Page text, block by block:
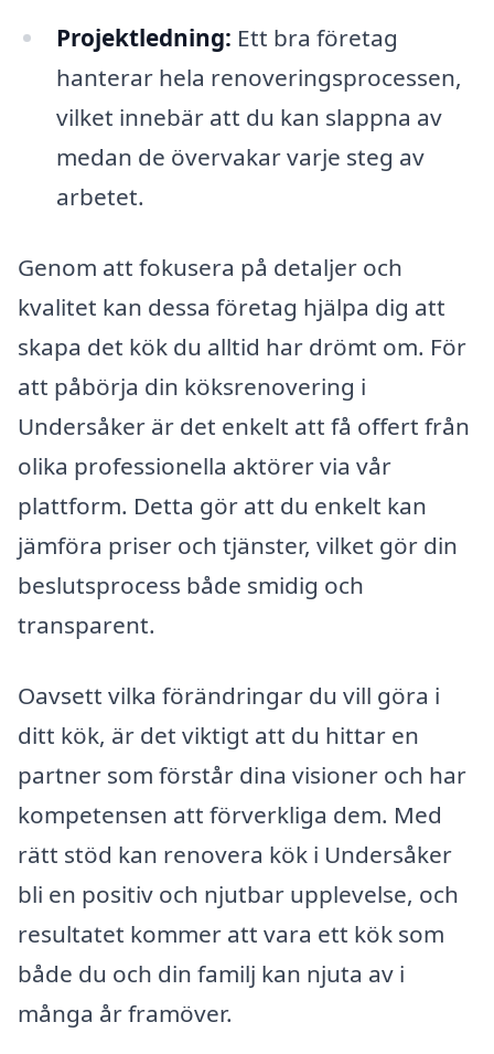
Projektledning: Ett bra företag
hanterar hela renoveringsprocessen,
vilket innebär att du kan slappna av
medan de övervakar varje steg av
arbetet.
Genom att fokusera på detaljer och
kvalitet kan dessa företag hjälpa dig att
skapa det kök du alltid har drömt om. För
att påbörja din köksrenovering i
Undersåker är det enkelt att få offert från
olika professionella aktörer via vår
plattform. Detta gör att du enkelt kan
jämföra priser och tjänster, vilket gör din
beslutsprocess både smidig och
transparent.
Oavsett vilka förändringar du vill göra i
ditt kök, är det viktigt att du hittar en
partner som förstår dina visioner och har
kompetensen att förverkliga dem. Med
rätt stöd kan renovera kök i Undersåker
bli en positiv och njutbar upplevelse, och
resultatet kommer att vara ett kök som
både du och din familj kan njuta av i
många år framöver.